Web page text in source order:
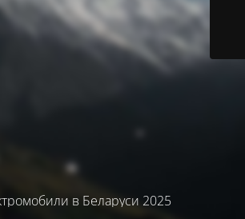
в Беларуси 2025